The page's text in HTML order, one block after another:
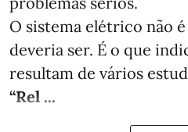
O sistema elétrico não
deveria ser. É o que
resultam de vários
“Rel ...